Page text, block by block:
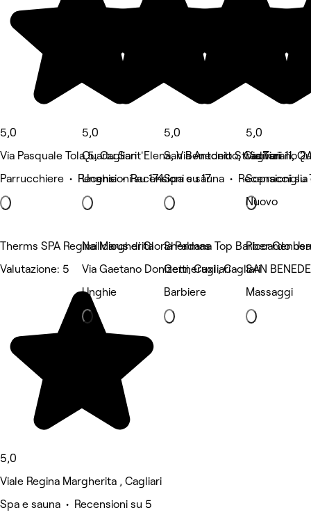
5,0
Via Pasquale Tola 5, Cagliari
Parrucchiere • Recensioni su 174
5,0
Quartu Sant'Elena, Via Antonio Stradivari 11,
Unghie • Recensioni su 17
5,0
San Benedetto, Cagliari
Spa e sauna • Recensioni su
5,0
Via Tiziano
Sopracciglia
Nuovo
Therms SPA Regina Margherita
Valutazione: 5
5,0
Viale Regina Margherita , Cagliari
Spa e sauna • Recensioni su 5
Nailicious di Gloria Palmas
Via Gaetano Donizetti, Cagliari
Unghie
Sherdana Top Barber
Genneruxi , Cagliari
Barbiere
Riccardo
SAN
Massaggi